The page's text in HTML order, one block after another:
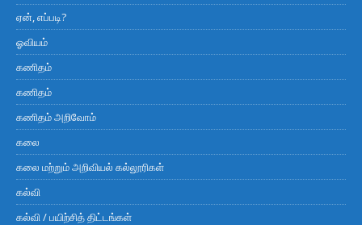
ஏன், எப்படி?
ஓவியம்
கணிதம்
கணிதம்
கணிதம் அறிவோம்
கலை
கலை மற்றும் அறிவியல் கல்லூரிகள்
கல்வி
கல்வி / பயிற்சித் திட்டங்கள்